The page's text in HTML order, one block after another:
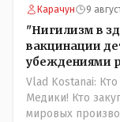
НЕОДНОКРАТНО,
Назарбая и
поста
Карачун 9
"Нигилизм в
вакцинации
убеждениями
Vlad Kostanai:
Медики! Кто
мировых